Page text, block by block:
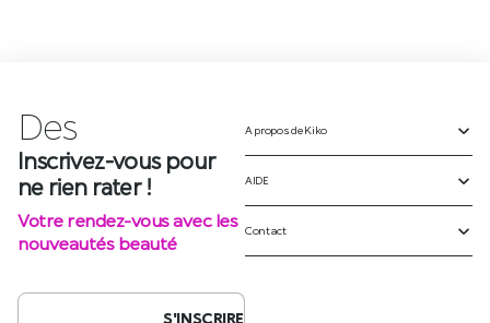
Des
Inscrivez-vous pour
ne rien rater !
Votre rendez-vous avec les
nouveautés beauté
S'INSCRIRE
A propos de Kiko
AIDE
Contact